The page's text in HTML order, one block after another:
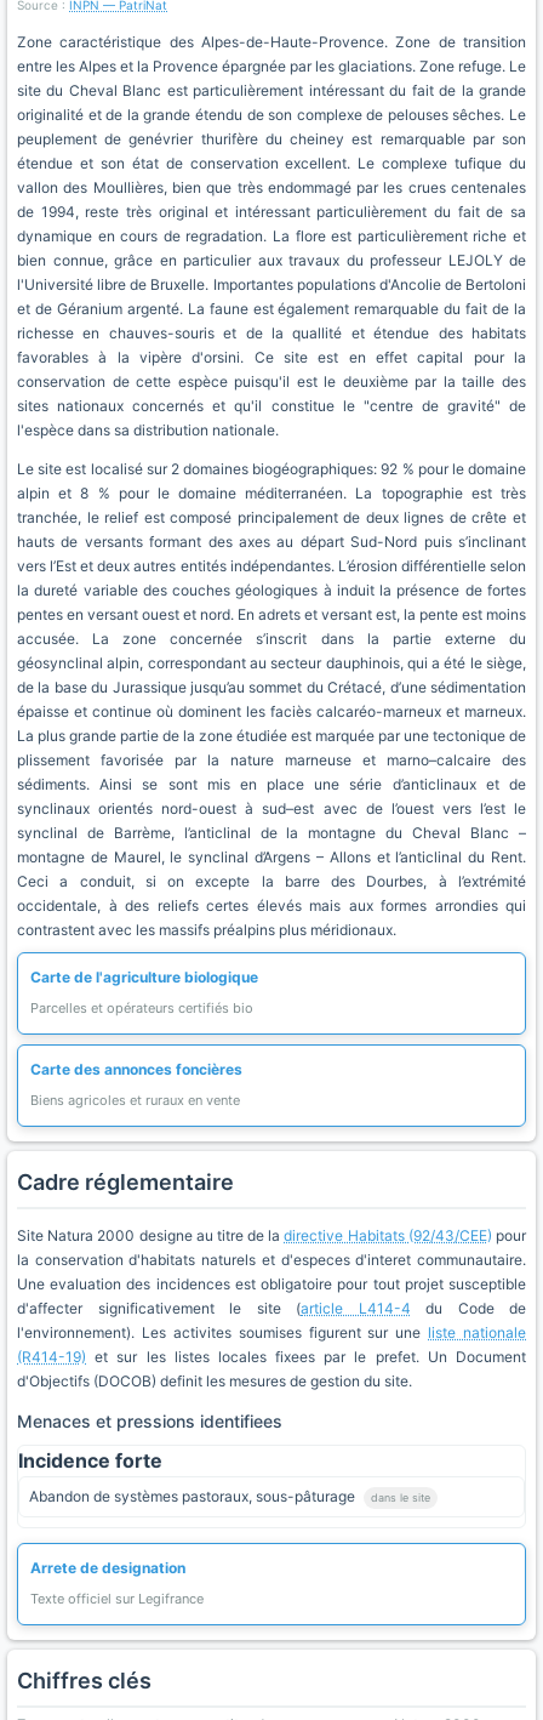
Source : INPN — PatriNat
Zone caractéristique des Alpes-de-Haute-Provence. Zone de transition
entre les Alpes et la Provence épargnée par les glaciations. Zone refuge. Le
site du Cheval Blanc est particulièrement intéressant du fait de la grande
originalité et de la grande étendu de son complexe de pelouses sêches. Le
peuplement de genévrier thurifère du cheiney est remarquable par son
étendue et son état de conservation excellent. Le complexe tufique du
vallon des Moullières, bien que très endommagé par les crues centenales
de 1994, reste très original et intéressant particulièrement du fait de sa
dynamique en cours de regradation. La flore est particulièrement riche et
bien connue, grâce en particulier aux travaux du professeur LEJOLY de
l'Université libre de Bruxelle. Importantes populations d'Ancolie de Bertoloni
et de Géranium argenté. La faune est également remarquable du fait de la
richesse en chauves-souris et de la quallité et étendue des habitats
favorables à la vipère d'orsini. Ce site est en effet capital pour la
conservation de cette espèce puisqu'il est le deuxième par la taille des
sites nationaux concernés et qu'il constitue le "centre de gravité" de
l'espèce dans sa distribution nationale.
Le site est localisé sur 2 domaines biogéographiques: 92 % pour le domaine
alpin et 8 % pour le domaine méditerranéen. La topographie est très
tranchée, le relief est composé principalement de deux lignes de crête et
hauts de versants formant des axes au départ Sud-Nord puis s’inclinant
vers l’Est et deux autres entités indépendantes. L’érosion différentielle selon
la dureté variable des couches géologiques à induit la présence de fortes
pentes en versant ouest et nord. En adrets et versant est, la pente est moins
accusée. La zone concernée s’inscrit dans la partie externe du
géosynclinal alpin, correspondant au secteur dauphinois, qui a été le siège,
de la base du Jurassique jusqu’au sommet du Crétacé, d’une sédimentation
épaisse et continue où dominent les faciès calcaréo-marneux et marneux.
La plus grande partie de la zone étudiée est marquée par une tectonique de
plissement favorisée par la nature marneuse et marno–calcaire des
sédiments. Ainsi se sont mis en place une série d’anticlinaux et de
synclinaux orientés nord-ouest à sud–est avec de l’ouest vers l’est le
synclinal de Barrème, l’anticlinal de la montagne du Cheval Blanc –
montagne de Maurel, le synclinal d’Argens – Allons et l’anticlinal du Rent.
Ceci a conduit, si on excepte la barre des Dourbes, à l’extrémité
occidentale, à des reliefs certes élevés mais aux formes arrondies qui
contrastent avec les massifs préalpins plus méridionaux.
Carte de l'agriculture biologique
Parcelles et opérateurs certifiés bio
Carte des annonces foncières
Biens agricoles et ruraux en vente
Cadre réglementaire
Site Natura 2000 designe au titre de ladirective Habitats (92/43/CEE) pour
la conservation d'habitats naturels et d'especes d'interet communautaire.
Une evaluation des incidences est obligatoire pour tout projet susceptible
d'affecter significativement le site (article L414-4 du Code de
l'environnement). Les activites soumises figurent sur une liste nationale
(R414-19) et sur les listes locales fixees par le prefet. Un Document
d'Objectifs (DOCOB) definit les mesures de gestion du site.
Menaces et pressions identifiees
Incidence forte
Abandon de systèmes pastoraux, sous-pâturage dans le site
Arrete de designation
Texte officiel sur Legifrance
Chiffres clés